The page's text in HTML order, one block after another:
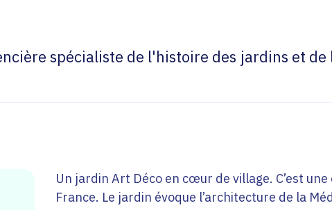
spécialiste de l'histoire des jardins et de
Un jardin Art Déco en cœur de village. C’est
France. Le jardin évoque l’architecture de la